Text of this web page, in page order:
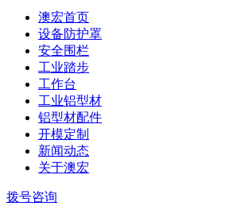
澳宏首页
设备防护罩
安全围栏
工业踏步
工作台
工业铝型材
铝型材配件
开模定制
新闻动态
关于澳宏
拨号咨询